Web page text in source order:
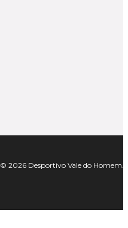
© 2026 Desportivo Vale do Homem.